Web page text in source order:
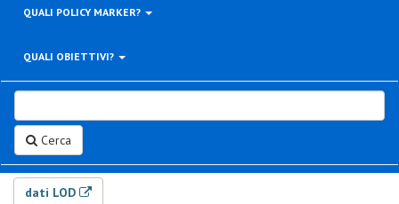
QUALI POLICY MARKER?
QUALI OBIETTIVI?
Cerca
dati LOD